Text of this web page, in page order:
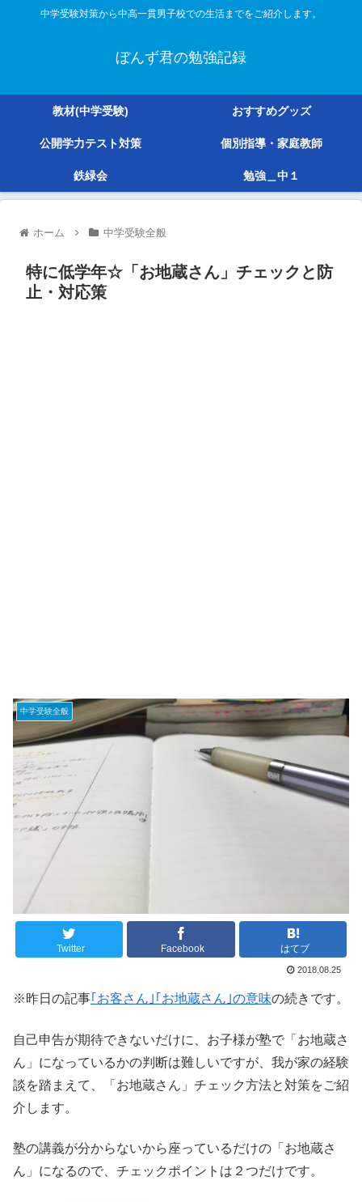
中学受験対策から中高一貫男子校での生活までをご紹介します。
ぼんず君の勉強記録
教材(中学受験) おすすめグッズ
公開学力テスト対策 個別指導・家庭教師
鉄緑会 勉強＿中１
ホーム 中学受験全般
特に低学年☆「お地蔵さん」チェックと防
止・対応策
中学受験全般
Twitter Facebook はてブ
2018.08.25
※昨日の記事｢お客さん｣｢お地蔵さん｣の意味の続きです。
自己申告が期待できないだけに、お子様が塾で「お地蔵さ
ん」になっているかの判断は難しいですが、我が家の経験
談を踏まえて、「お地蔵さん」チェック方法と対策をご紹
介します。
塾の講義が分からないから座っているだけの「お地蔵さ
ん」になるので、チェックポイントは２つだけです。